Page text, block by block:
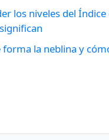
los niveles del Índice
la neblina y